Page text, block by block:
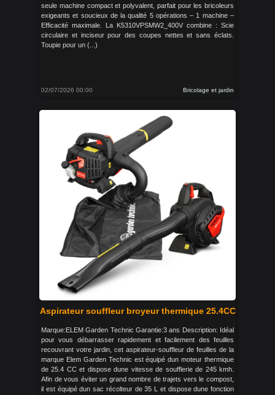
seule machine compact et polyvalent, parfait pour les bricoleurs
exigeants et soucieux de la qualité 5 opérations – 1 machine –
Efficacité maximale. La K5310VPSMW2_400V combine : Scie
circulaire et inciseur pour des coupes nettes et sans éclats.
Toupie pour un (...)
02/07/2026 00:00 Bricolage et jardin
Aspirateur souffleur broyeur thermique 25.4CC
Marque:ELEM Garden Technic Garantie:3 ans Description: Idéal
pour vous débarrasser rapidement et facilement des feuilles
recouvrant votre jardin, cet aspirateur-souffleur de feuilles de la
marque Elem Garden Technic est équipé dun moteur thermique
de 25.4 CC et dispose dune vitesse de soufflerie de 245 kmh.
Afin de vous éviter un grand nombre de trajets vers le compost,
il est équipé dun sac récolteur de 35 L et dispose dune fonction